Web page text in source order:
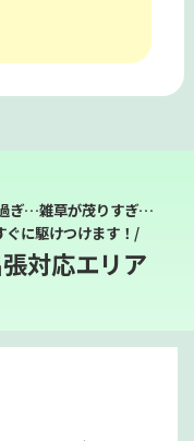
ぎ…雑草が茂りすぎ…
ぐに駆けつけます！/
対応エリア